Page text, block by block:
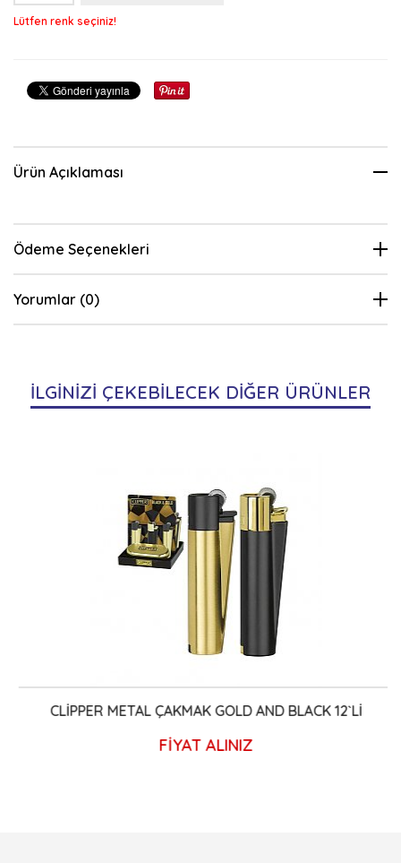
Lütfen renk seçiniz!
Ürün Açıklaması
Ödeme Seçenekleri
Yorumlar (0)
İLGİNİZİ ÇEKEBİLECEK DİĞER ÜRÜNLER
CLİPPER METAL ÇAKMAK GOLD AND BLACK 12`Lİ
FİYAT ALINIZ